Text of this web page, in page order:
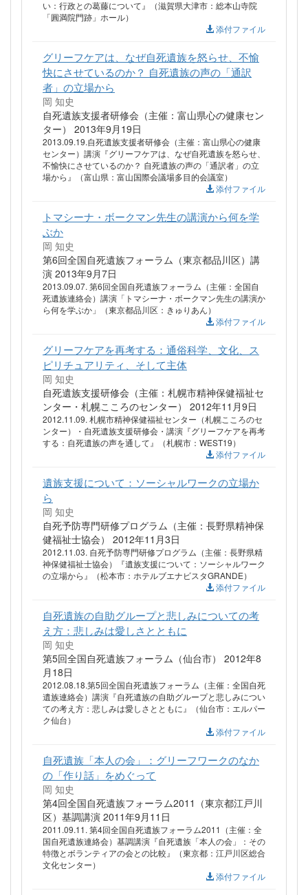
い：行政との葛藤について』（滋賀県大津市：総本山寺院
「圓満院門跡」ホール）
添付ファイル
グリーフケアは、なぜ自死遺族を怒らせ、不愉
快にさせているのか？ 自死遺族の声の「通訳
者」の立場から
岡 知史
自死遺族支援者研修会（主催：富山県心の健康セン
ター） 2013年9月19日
2013.09.19.自死遺族支援者研修会（主催：富山県心の健康
センター）講演『グリーフケアは、なぜ自死遺族を怒らせ、
不愉快にさせているのか？ 自死遺族の声の「通訳者」の立
場から』（富山県：富山国際会議場多目的会議室）
添付ファイル
トマシーナ・ボークマン先生の講演から何を学
ぶか
岡 知史
第6回全国自死遺族フォーラム（東京都品川区）講
演 2013年9月7日
2013.09.07. 第6回全国自死遺族フォーラム（主催：全国自
死遺族連絡会）講演「トマシーナ・ボークマン先生の講演か
ら何を学ぶか」（東京都品川区：きゅりあん）
添付ファイル
グリーフケアを再考する：通俗科学、文化、ス
ピリチュアリティ、そして主体
岡 知史
自死遺族支援研修会（主催：札幌市精神保健福祉セ
ンター・札幌こころのセンター） 2012年11月9日
2012.11.09. 札幌市精神保健福祉センター（札幌こころのセ
ンター）・自死遺族支援研修会・講演『グリーフケアを再考
する：自死遺族の声を通して』（札幌市：WEST19）
添付ファイル
遺族支援について：ソーシャルワークの立場か
ら
岡 知史
自死予防専門研修プログラム（主催：長野県精神保
健福祉士協会） 2012年11月3日
2012.11.03. 自死予防専門研修プログラム（主催：長野県精
神保健福祉士協会）『遺族支援について：ソーシャルワーク
の立場から』（松本市：ホテルブエナビスタGRANDE）
添付ファイル
自死遺族の自助グループと悲しみについての考
え方：悲しみは愛しさとともに
岡 知史
第5回全国自死遺族フォーラム（仙台市） 2012年8
月18日
2012.08.18.第5回全国自死遺族フォーラム（主催：全国自死
遺族連絡会）講演『自死遺族の自助グループと悲しみについ
ての考え方：悲しみは愛しさとともに』（仙台市：エルパー
ク仙台）
添付ファイル
自死遺族「本人の会」：グリーフワークのなか
の「作り話」をめぐって
岡 知史
第4回全国自死遺族フォーラム2011（東京都江戸川
区）基調講演 2011年9月11日
2011.09.11. 第4回全国自死遺族フォーラム2011（主催：全
国自死遺族連絡会）基調講演『自死遺族「本人の会」：その
特徴とボランティアの会との比較』（東京都：江戸川区総合
文化センター）
添付ファイル